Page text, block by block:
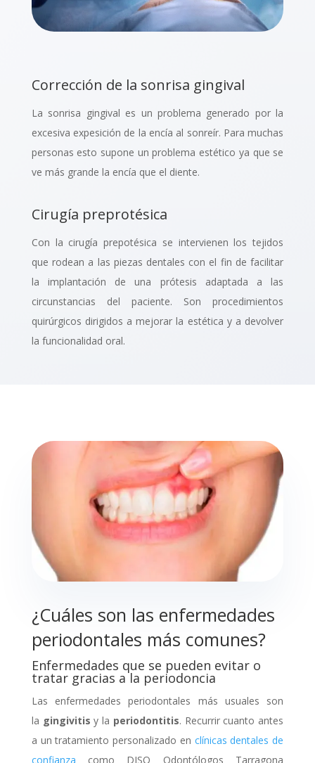
Corrección de la sonrisa gingival
La sonrisa gingival es un problema generado por la
excesiva expesición de la encía al sonreír. Para muchas
personas esto supone un problema estético ya que se
ve más grande la encía que el diente.
Cirugía preprotésica
Con la cirugía prepotésica se intervienen los tejidos
que rodean a las piezas dentales con el fin de facilitar
la implantación de una prótesis adaptada a las
circunstancias del paciente. Son procedimientos
quirúrgicos dirigidos a mejorar la estética y a devolver
la funcionalidad oral.
¿Cuáles son las enfermedades
periodontales más comunes?
Enfermedades que se pueden evitar o
tratar gracias a la periodoncia
Las enfermedades periodontales más usuales son
la gingivitis y la periodontitis. Recurrir cuanto antes
a un tratamiento personalizado en clínicas dentales de
confianza como DISO Odontólogos Tarragona